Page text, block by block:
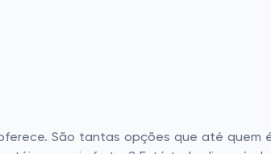
São tantas opções que até quem